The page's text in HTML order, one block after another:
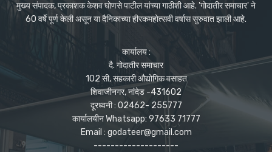
मुख्य संपादक, प्रकाशक केशव घोणसे पाटील यांच्या गाठीशी आहे. 'गोदातीर समाचार' ने
60 वर्षे पूर्ण केली असून या दैनिकाच्या हीरकमहोत्सवी वर्षास सुरुवात झाली आहे.
कार्यालय :
दै. गोदातीर समाचार
102 सी, सहकारी औद्योगिक वसाहत
शिवाजीनगर, नांदेड -431602
दूरध्वनी : 02462- 255777
कार्यालयीन Whatsapp: 97633 71777
Email : godateer@gmail.com
--------------------